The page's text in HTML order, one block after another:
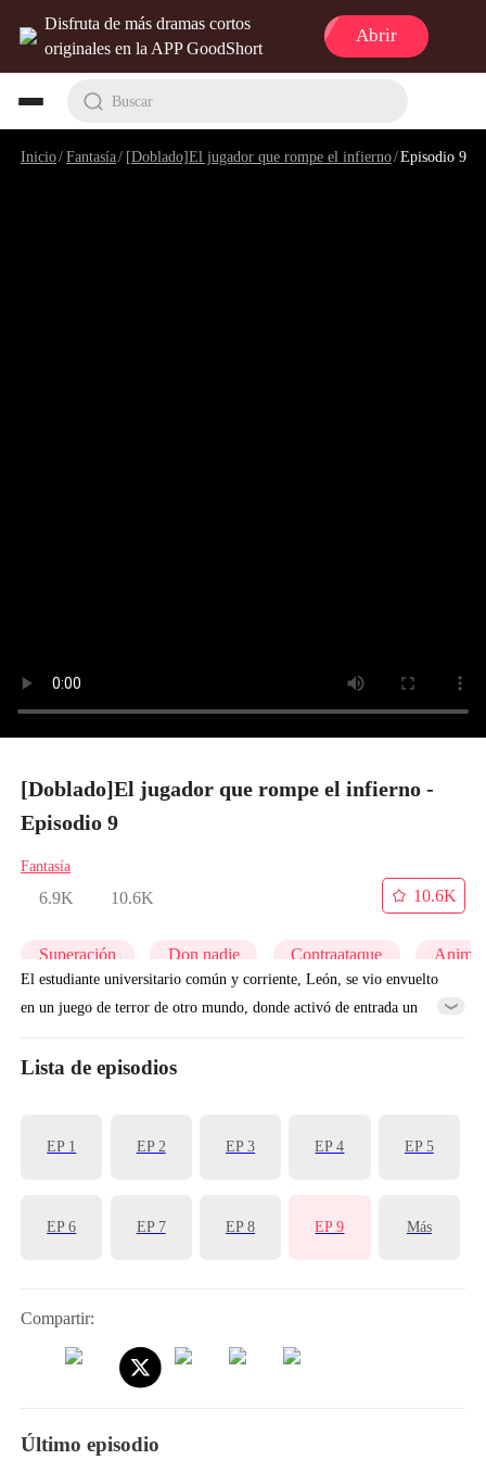
Disfruta de más dramas cortos
originales en la APP GoodShort
Abrir
Buscar
Inicio/Fantasía/ [Doblado]El jugador que rompe el infierno/Episodio 9
[Doblado]El jugador que rompe el infierno -
Episodio 9
Fantasía
6.9K 10.6K
10.6K
Superación Don nadie Contraataque Anime
El estudiante universitario común y corriente, León, se vio envuelto
en un juego de terror de otro mundo, donde activó de entrada un
el pueblo de los fantasmas, obligó a arrodillarse a la mujer fantasma y
Lista de episodios
EP 1 EP 2 EP 3 EP 4 EP 5
EP 6 EP 7 EP 8 EP 9 Más
Compartir:
Último episodio